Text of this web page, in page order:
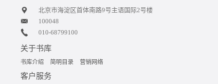
北京市海淀区首体南路9号主语国际2号楼
100048
010-68799100
关于书库
书库介绍 简明目录 营销网络
客户服务